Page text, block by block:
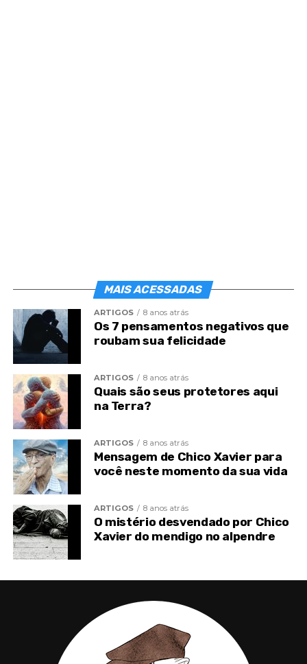
TÓPICOS RELACIONADOS
ATAQUE ESPIRITUAL
ESPIRITISMO
ISABEL SALOMÃO OBSESSÃO
TOPO
VISÃO ESPÍRITA
MAIS ACESSADAS
ARTIGOS 8 anos atrás
Os 7 pensamentos negativos que
roubam sua felicidade
ARTIGOS 8 anos atrás
Quais são seus protetores aqui
na Terra?
ARTIGOS 8 anos atrás
Mensagem de Chico Xavier para
você neste momento da sua vida
ARTIGOS 8 anos atrás
O mistério desvendado por Chico
Xavier do mendigo no alpendre